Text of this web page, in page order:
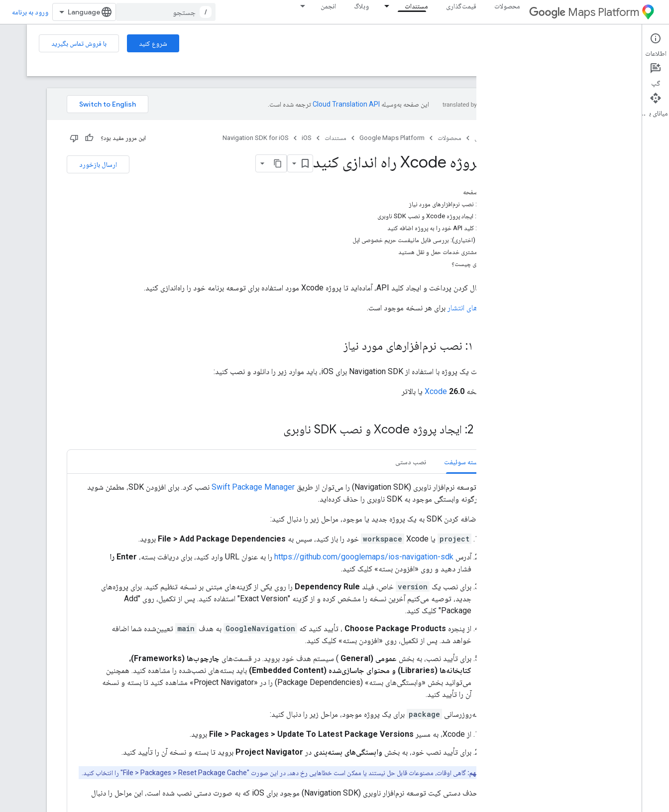
Maps Platform محصولات قیمت‌گذاری مستندات وبلاگ انجمن
/ ورود به برنامه
iOS شروع کنید
با فروش تماس بگیرید
راهنما
این صفحه به‌وسیله ترجمه شده است.
صفحه اصلی محصولات Google Maps Platform مستندات iOS
Navigation SDK for iOS این مرور مفید بود؟
ارسال بازخورد یک پروژه Xcode راه اندازی کنید
در این صفحه
اگر شما مشتری خدمات حمل و نقل هستید
قدم بعدی چیست؟
پس از فعال کردن پرداخت و ایجاد کلید API، آماده‌اید تا پروژه Xcode مورد استفاده برای توسعه برنامه خود را راه‌اندازی کنید.
یادداشت‌های انتشار برای هر نسخه موجود است.
برای ساخت یک پروژه با استفاده از Navigation SDK برای iOS، باید موارد زیر را دانلود و نصب کنید:
نسخه Xcode 26.0 یا بالاتر
مدیر بسته سوئیفت نصب دستی
کیت توسعه نرم‌افزار ناوبری (Navigation SDK) را می‌توان از طریق Swift Package Manager
نصب کرد. برای افزودن SDK، مطمئن شوید
که هرگونه وابستگی موجود به SDK ناوبری را حذف کرده‌اید.
برای اضافه کردن SDK به یک پروژه جدید یا موجود، مراحل زیر را دنبال کنید:
project یا workspace Xcode خود را باز کنید، سپس به File > Add Package Dependencies بروید.
آدرس https://github.com/googlemaps/ios-navigation-sdk را به عنوان URL وارد کنید، برای دریافت بسته،
Enter را
فشار دهید و روی «افزودن بسته» کلیک کنید.
برای نصب یک version خاص، فیلد Dependency Rule را روی یکی از گزینه‌های مبتنی بر نسخه تنظیم کنید. برای پروژه‌های
جدید، توصیه می‌کنیم آخرین نسخه را مشخص کرده و از گزینه "Exact Version" استفاده کنید. پس از تکمیل، روی "Add
Package" کلیک کنید.
از پنجره Choose Package Products ، تأیید کنید که GoogleNavigation به هدف main تعیین‌شده شما اضافه
خواهد شد. پس از تکمیل، روی «افزودن بسته» کلیک کنید.
برای تأیید نصب، به بخش عمومی (General ) سیستم هدف خود بروید. در قسمت‌های
چارچوب‌ها (Frameworks)،
کتابخانه‌ها (Libraries) و محتوای جاسازی‌شده (Embedded Content)
باید بسته‌های نصب‌شده را مشاهده کنید. همچنین
می‌توانید بخش «وابستگی‌های بسته» (Package Dependencies) را در «Project Navigator» مشاهده کنید تا بسته و نسخه
آن را تأیید کنید.
برای به‌روزرسانی package برای یک پروژه موجود، مراحل زیر را دنبال کنید:
از Xcode، به مسیر File > Packages > Update To Latest Package Versions بروید.
برای تأیید نصب خود، به بخش وابستگی‌های بسته‌بندی در Project Navigator بروید تا بسته و نسخه آن را تأیید کنید.
مهم: گاهی اوقات، مصنوعات قابل حل نیستند یا ممکن است خطاهایی رخ دهد، در این صورت "File > Packages > Reset Package Cache" را انتخاب کنید.
برای حذف دستی کیت توسعه نرم‌افزار ناوبری (Navigation SDK) موجود برای iOS که به صورت دستی نصب شده است، این مراحل را دنبال
اطلاعات
گپ
میانای برنامه‌سازی کاربردی